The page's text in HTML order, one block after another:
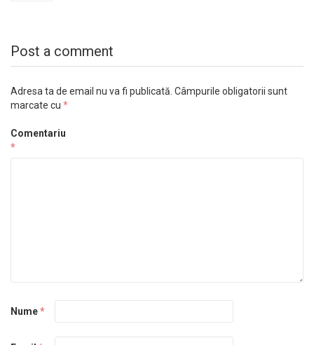
Post a comment
Adresa ta de email nu va fi publicată. Câmpurile obligatorii sunt
marcate cu *
Comentariu
*
Nume*